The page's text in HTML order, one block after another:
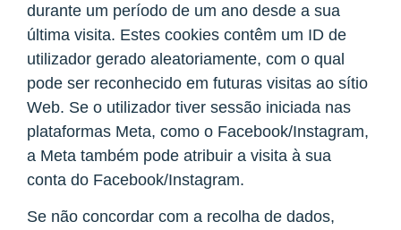
durante um período de um ano desde a sua
última visita. Estes cookies contêm um ID de
utilizador gerado aleatoriamente, com o qual
pode ser reconhecido em futuras visitas ao sítio
Web. Se o utilizador tiver sessão iniciada nas
plataformas Meta, como o Facebook/Instagram,
a Meta também pode atribuir a visita à sua
conta do Facebook/Instagram.
Se não concordar com a recolha de dados,